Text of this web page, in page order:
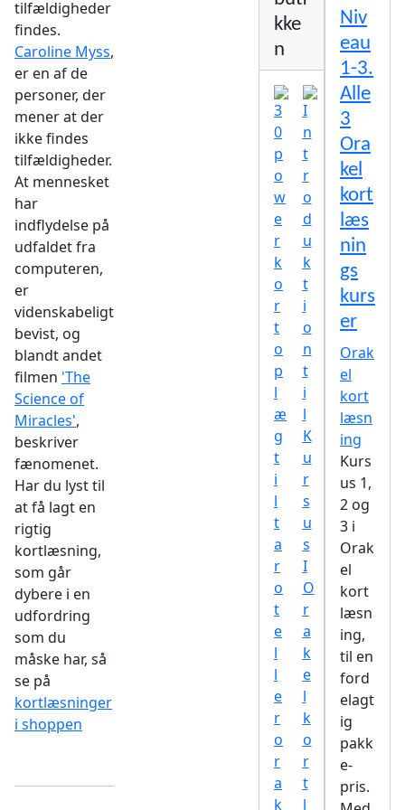
tilfældigheder
findes.
Caroline Myss,
er en af de
personer, der
mener at der
ikke findes
tilfældigheder.
At mennesket
har
indflydelse på
udfaldet fra
computeren,
er
videnskabeligt
bevist, og
blandt andet
filmen 'The
Science of
Miracles',
beskriver
fænomenet.
Har du lyst til
at få lagt en
rigtig
kortlæsning,
som går
dybere i en
udfordring
som du
måske har, så
se på
kortlæsninger
i shoppen
kke
n
Niv
eau
1-3.
Alle
3
Ora
kel
kort
læs
nin
gs
kurs
er
Orak
el
kort
læsn
ing
Kurs
us 1,
2 og
3 i
Orak
el
kort
læsn
ing,
til en
ford
elagt
ig
pakk
e-
pris.